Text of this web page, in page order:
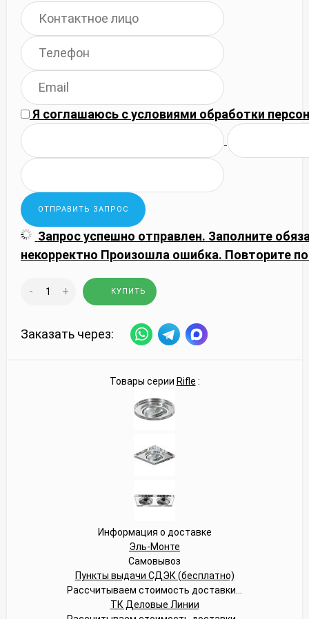
Я соглашаюсь сусловиями обработки
Запрос успешно отправлен. Заполните
некорректно Произошла ошибка. Повторите
- + КУПИТЬ
Заказать через:
Товары серии Rifle :
Информация о доставке
Эль-Монте
Самовывоз
Пункты выдачи СДЭК (бесплатно)
Рассчитываем стоимость доставки...
ТК Деловые Линии